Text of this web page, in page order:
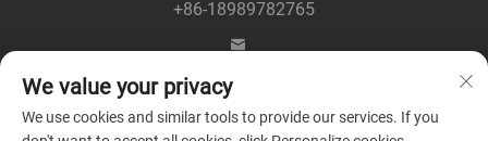
+86-18989782765
We value your privacy
We use cookies and similar tools to provide our services. If you